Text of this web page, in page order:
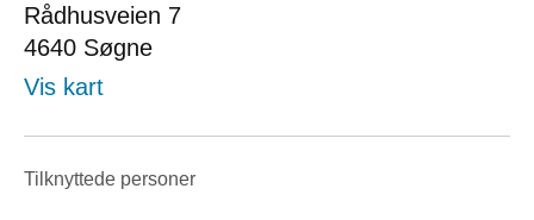
Rådhusveien 7
4640 Søgne
Vis kart
Tilknyttede personer